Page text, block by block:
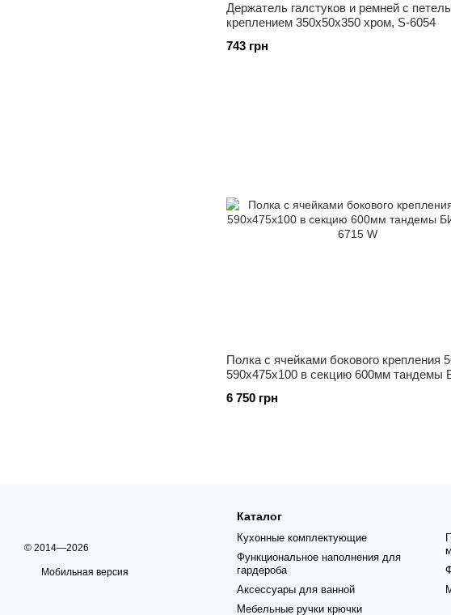
Держатель галстуков и ремней с
креплением 350х50х350 хром, S-6054
743 грн
Полка с ячейками бокового крепления
590x475x100 в секцию 600мм тандемы
6 750 грн
© 2014—2026
Мобильная версия
Каталог
Кухонные комплектующие
Функциональное наполнения для
гардероба
Аксессуары для ванной
Мебельные ручки крючки